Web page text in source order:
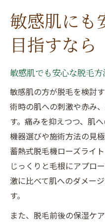
敏感肌にも
目指すなら
敏感肌でも安心な脱毛
敏感肌の方が脱毛を検討
術時の肌への刺激や赤み
す。痛みを抑えつつ、肌
機器選びや施術方法の見
蓄熱式脱毛機ローズライ
じっくりと毛根にアプロ
激に比べて肌へのダメー
す。
また、脱毛前後の保湿ケ